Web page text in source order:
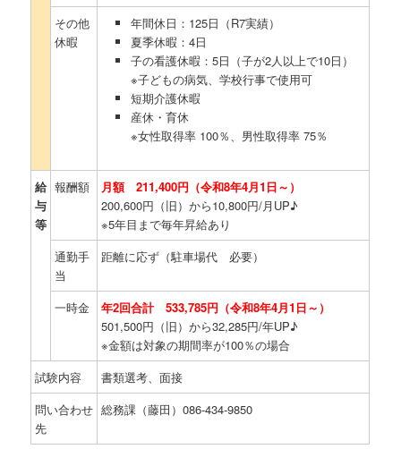
その他
休暇
年間休日：125日（R7実績）
夏季休暇：4日
子の看護休暇：5日（子が2人以上で10日）
※子どもの病気、学校行事で使用可
短期介護休暇
産休・育休
※女性取得率 100％、男性取得率 75％
給
与
等
報酬額
月額 211,400円（令和8年4月1日～）
200,600円（旧）から10,800円/月UP♪
※5年目まで毎年昇給あり
通勤手
当
距離に応ず（駐車場代 必要）
一時金
年2回合計 533,785円（令和8年4月1日～）
501,500円（旧）から32,285円/年UP♪
※金額は対象の期間率が100％の場合
試験内容
書類選考、面接
問い合わせ
先
総務課（藤田）086-434-9850